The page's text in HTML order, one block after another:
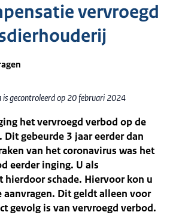
vervroegd
is gecontroleerd op 20 februari 2024
het vervroegd verbod op de
gebeurde 3 jaar eerder dan
van het coronavirus was het
eerder inging. U als
schade. Hiervoor kon u
aanvragen. Dit geldt alleen voor
gevolg is van vervroegd verbod.